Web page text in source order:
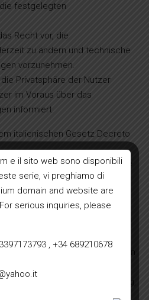
festgelegten
Recht vor, die
zu ändern und technische
vorzunehmen.
Privatsphäre der Nutzer
im Voraus über das
informiert.
italienischen Gesetz Decreto
2016/679 müssen Sie alle
wir Ihre Anfragen beantworten
weitergegeben, es sei
Verpflichtung dazu oder
oder modifiziert werden, müssen
Zugang, Berichtigung, Löschung,
und Übertragbarkeit ausüben,
e il sito web sono disponibili
serie, vi preghiamo di
domain and website are
serious inquiries, please
, +34 689210678